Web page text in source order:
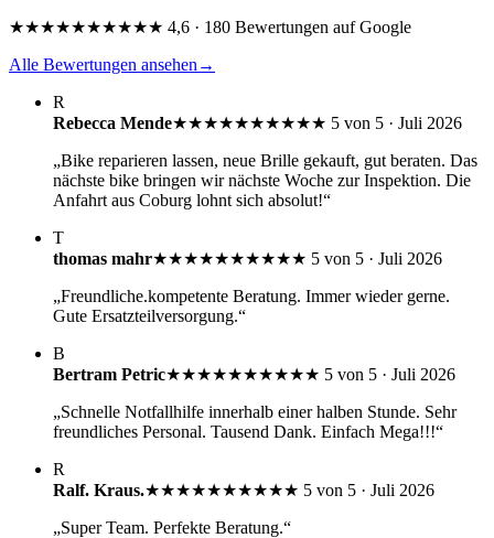
★★★★★★★★★★ 4,6 · 180 Bewertungen auf Google
Alle Bewertungen ansehen →
R
Rebecca Mende★★★★★★★★★★ 5 von 5 · Juli 2026
„Bike reparieren lassen, neue Brille gekauft, gut beraten. Das
nächste bike bringen wir nächste Woche zur Inspektion. Die
Anfahrt aus Coburg lohnt sich absolut!“
T
thomas mahr★★★★★★★★★★ 5 von 5 · Juli 2026
„Freundliche.kompetente Beratung. Immer wieder gerne.
Gute Ersatzteilversorgung.“
B
Bertram Petric★★★★★★★★★★ 5 von 5 · Juli 2026
„Schnelle Notfallhilfe innerhalb einer halben Stunde. Sehr
freundliches Personal. Tausend Dank. Einfach Mega!!!“
R
Ralf. Kraus.★★★★★★★★★★ 5 von 5 · Juli 2026
„Super Team. Perfekte Beratung.“